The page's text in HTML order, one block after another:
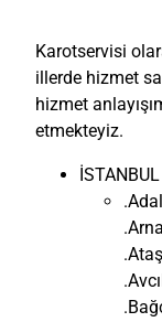
Karotservisi
illerde hizmet
hizmet
etmekteyiz.
İSTANBUL